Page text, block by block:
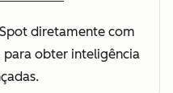
diretamente com
para obter inteligência